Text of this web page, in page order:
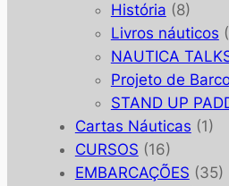
História (8)
Livros náuticos
NAUTICA
Projeto de
STAND UP
Cartas Náuticas (1)
CURSOS (16)
EMBARCAÇÕES (35)